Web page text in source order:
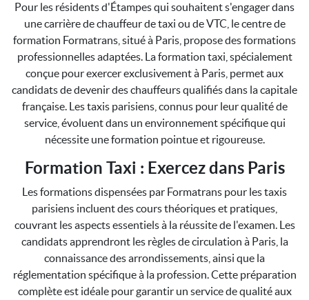
Pour les résidents d'Étampes qui souhaitent s'engager dans
une carrière de chauffeur de taxi ou de VTC, le centre de
formation Formatrans, situé à Paris, propose des formations
professionnelles adaptées. La formation taxi, spécialement
conçue pour exercer exclusivement à Paris, permet aux
candidats de devenir des chauffeurs qualifiés dans la capitale
française. Les taxis parisiens, connus pour leur qualité de
service, évoluent dans un environnement spécifique qui
nécessite une formation pointue et rigoureuse.
Formation Taxi : Exercez dans Paris
Les formations dispensées par Formatrans pour les taxis
parisiens incluent des cours théoriques et pratiques,
couvrant les aspects essentiels à la réussite de l'examen. Les
candidats apprendront les règles de circulation à Paris, la
connaissance des arrondissements, ainsi que la
réglementation spécifique à la profession. Cette préparation
complète est idéale pour garantir un service de qualité aux